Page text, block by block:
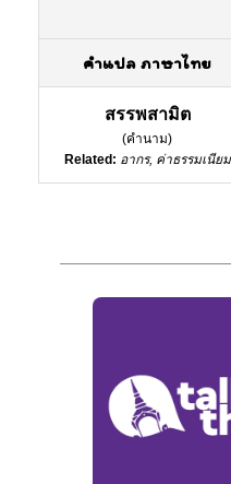
คำแปล ภาษาไทย
สรรพสามิต
(คำนาม)
Related: อากร, ค่าธรรมเนียม